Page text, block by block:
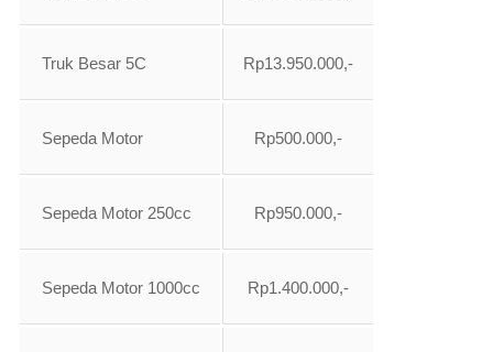
Truk Besar 5C Rp13.950.000,-
Sepeda Motor Rp500.000,-
Sepeda Motor 250cc Rp950.000,-
Sepeda Motor 1000cc Rp1.400.000,-